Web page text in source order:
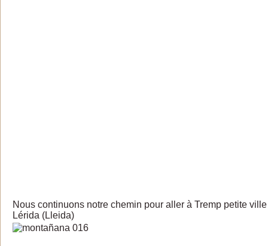
Nous continuons notre chemin pour aller à Tremp petite
Lérida (Lleida)